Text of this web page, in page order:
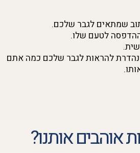
שמתאים לגבר שלכם.
לטעם שלו.
להראות לגבר שלכם כמה אתם
אוהבים אותנו?